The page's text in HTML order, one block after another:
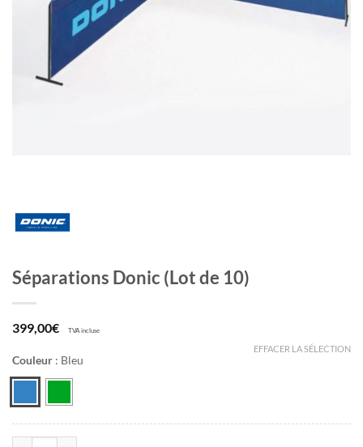
Séparations Donic (Lot de 10)
399,00€ TVA incluse
Couleur : Bleu
EFFACER LA SÉLECTION